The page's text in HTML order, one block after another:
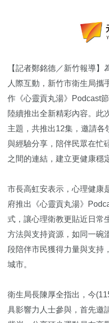
【記者鄭銘德／新竹報導
人際互動，新竹市衛生局攜
作《心靈貢丸湯》Podcast
陸續推出全新精彩內容。此
主題，共推出12集，邀請各
與經驗分享，陪伴民眾在忙
之間的連結，建立更健康穩
市長高虹安表示，心理健康
府推出《心靈貢丸湯》
式，讓心理衛教更貼近日常
方法與支持資源，如同一碗
段陪伴市民獲得力量與支持
城市。
衛生局長陳厚全指出，今
具影響力人士參與，首先邀